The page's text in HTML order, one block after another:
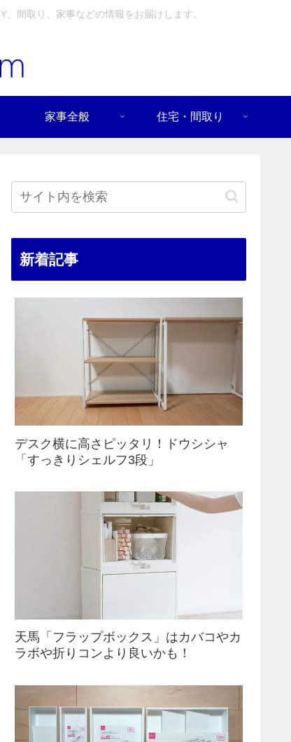
間取り、家事などの情報をお届けします。
家事全般 住宅・間取り
新着記事
デスク横に高さピッタリ！ドウシシャ
「すっきりシェルフ3段」
天馬「フラップボックス」はカバコやカ
ラボや折りコンより良いかも！